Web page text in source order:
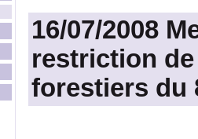
16/07/2008
restriction
forestiers du